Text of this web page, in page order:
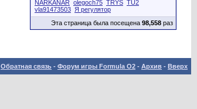
NARKANAR olegoch75 TRYS TU2
vla91473503 Я регулятор
Эта страница была посещена 98,558 раз
Обратная связь - Форум игры Formula O2 - Архив - Вверх